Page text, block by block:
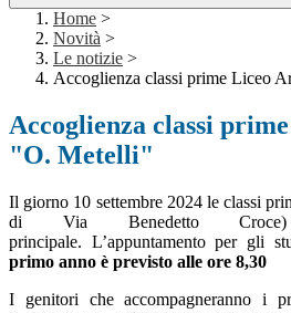
Home >
Novità >
Le notizie >
Accoglienza classi prime Liceo
Accoglienza classi
"O. Metelli"
Il giorno 10 settembre 2024 le classi
di Via Benedetto Croce)
principale. L’appuntamento per gli
primo anno è previsto alle ore 8,30
I genitori che accompagneranno i